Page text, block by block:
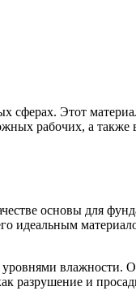
сферах. Этот
рабочих, а
основы для
идеальным
влажности.
разрушение и